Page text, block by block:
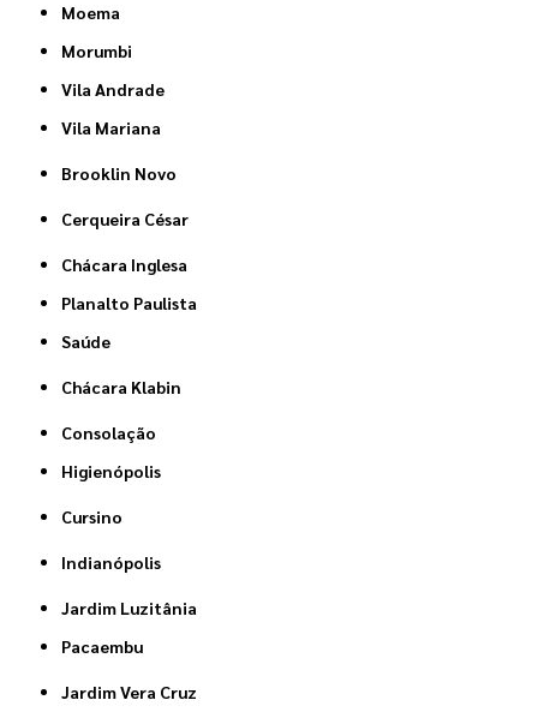
Moema
Morumbi
Vila Andrade
Vila Mariana
Brooklin Novo
Cerqueira César
Chácara Inglesa
Planalto Paulista
Saúde
Chácara Klabin
Consolação
Higienópolis
Cursino
Indianópolis
Jardim Luzitânia
Pacaembu
Jardim Vera Cruz